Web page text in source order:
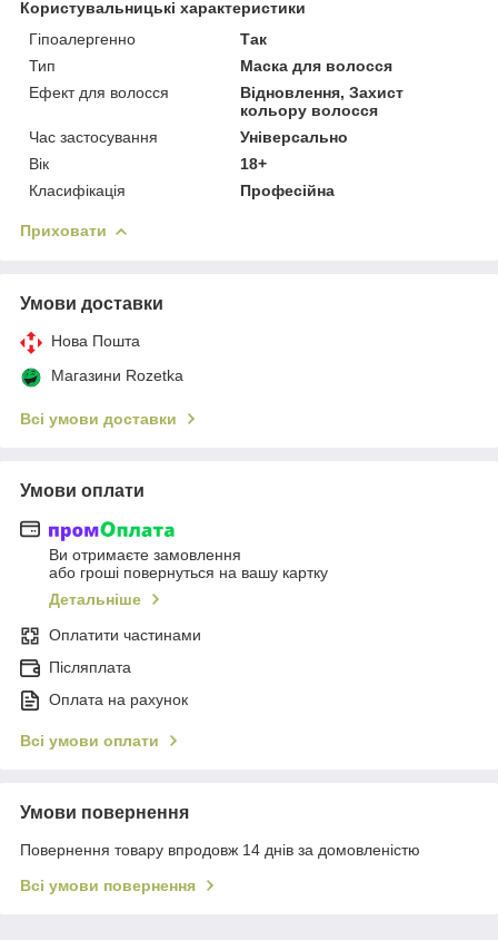
Користувальницькі характеристики
Гіпоалергенно
Так
Тип
Маска для волосся
Ефект для волосся
Відновлення, Захист
кольору волосся
Час застосування
Універсально
Вік
18+
Класифікація
Професійна
Приховати
Умови доставки
Нова Пошта
Магазини Rozetka
Всі умови доставки
Умови оплати
Ви отримаєте замовлення
або гроші повернуться на вашу картку
Детальніше
Оплатити частинами
Післяплата
Оплата на рахунок
Всі умови оплати
Умови повернення
Повернення товару впродовж 14 днів за домовленістю
Всі умови повернення